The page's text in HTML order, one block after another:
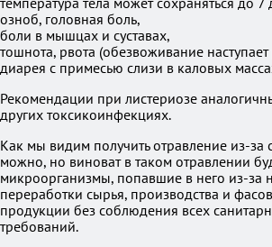
озноб, головная боль,
боли в мышцах и суставах,
тошнота, рвота (обезвоживание
диарея с примесью слизи в каловых
Рекомендации при листериозе
других токсикоинфекциях.
Как мы видим получить отравление из-за
можно, но виноват в таком отравлении
микроорганизмы, попавшие в него из-за
переработки сырья, производства и
продукции без соблюдения всех
требований.